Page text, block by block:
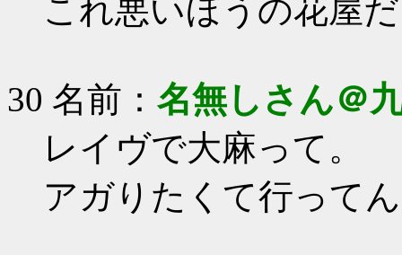
これ悪いほうの花屋
30 名前： 名無しさん＠
レイヴで大麻って。
アガりたくて行って